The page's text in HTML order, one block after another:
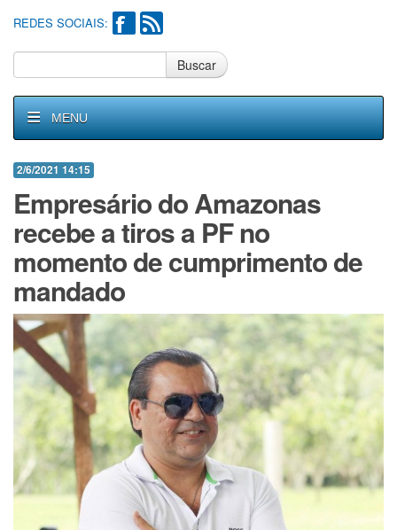
REDES SOCIAIS:
Buscar
MENU
2/6/2021 14:15
Empresário do Amazonas
recebe a tiros a PF no
momento de cumprimento de
mandado